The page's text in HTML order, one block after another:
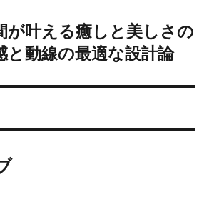
が叶える癒しと美しさの
と動線の最適な設計論